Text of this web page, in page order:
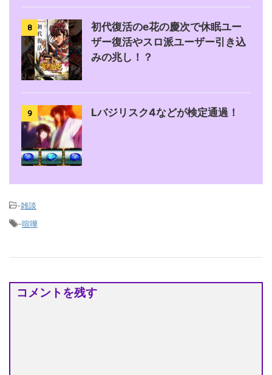
8
初代復活のe花の慶次で休眠ユー
ザー復活やスロ派ユーザー引き込
みの兆し！？
9 Lバジリスク4などが検定通過！
-雑談
-喧嘩
コメントを残す